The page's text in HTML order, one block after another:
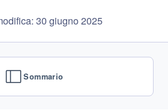
30 giugno 2025
Sommario